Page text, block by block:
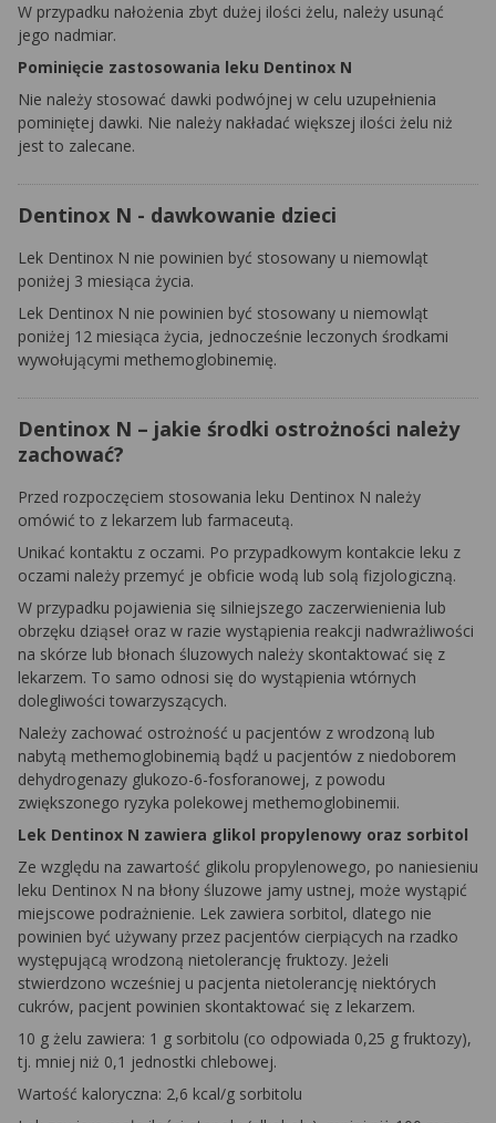
W przypadku nałożenia zbyt dużej ilości żelu, należy usunąć
jego nadmiar.
Pominięcie zastosowania leku Dentinox N
Nie należy stosować dawki podwójnej w celu uzupełnienia
pominiętej dawki. Nie należy nakładać większej ilości żelu niż
jest to zalecane.
Dentinox N - dawkowanie dzieci
Lek Dentinox N nie powinien być stosowany u niemowląt
poniżej 3 miesiąca życia.
Lek Dentinox N nie powinien być stosowany u niemowląt
poniżej 12 miesiąca życia, jednocześnie leczonych środkami
wywołującymi methemoglobinemię.
Dentinox N – jakie środki ostrożności należy
zachować?
Przed rozpoczęciem stosowania leku Dentinox N należy
omówić to z lekarzem lub farmaceutą.
Unikać kontaktu z oczami. Po przypadkowym kontakcie leku z
oczami należy przemyć je obficie wodą lub solą fizjologiczną.
W przypadku pojawienia się silniejszego zaczerwienienia lub
obrzęku dziąseł oraz w razie wystąpienia reakcji nadwrażliwości
na skórze lub błonach śluzowych należy skontaktować się z
lekarzem. To samo odnosi się do wystąpienia wtórnych
dolegliwości towarzyszących.
Należy zachować ostrożność u pacjentów z wrodzoną lub
nabytą methemoglobinemią bądź u pacjentów z niedoborem
dehydrogenazy glukozo-6-fosforanowej, z powodu
zwiększonego ryzyka polekowej methemoglobinemii.
Lek Dentinox N zawiera glikol propylenowy oraz sorbitol
Ze względu na zawartość glikolu propylenowego, po naniesieniu
leku Dentinox N na błony śluzowe jamy ustnej, może wystąpić
miejscowe podrażnienie. Lek zawiera sorbitol, dlatego nie
powinien być używany przez pacjentów cierpiących na rzadko
występującą wrodzoną nietolerancję fruktozy. Jeżeli
stwierdzono wcześniej u pacjenta nietolerancję niektórych
cukrów, pacjent powinien skontaktować się z lekarzem.
10 g żelu zawiera: 1 g sorbitolu (co odpowiada 0,25 g fruktozy),
tj. mniej niż 0,1 jednostki chlebowej.
Wartość kaloryczna: 2,6 kcal/g sorbitolu